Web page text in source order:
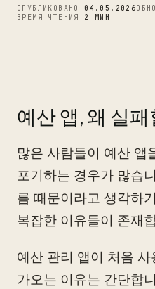
ОПУБЛИКОВАНО04.05.2026
ВРЕМЯ ЧТЕНИЯ 2 МИН
예산 앱, 왜 실패
많은 사람들이 예산 앱
포기하는 경우가 많습
름 때문이라고 생각하
복잡한 이유들이 존재
예산 관리 앱이 처음
가오는 이유는 간단합